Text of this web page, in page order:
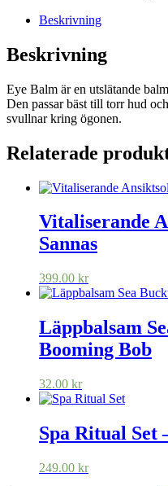
Beskrivning
Beskrivning
Eye Balm är en utslätande
Den passar bäst till torr hud
svullnar kring ögonen.
Relaterade
Vitaliserande
Sannas
399.00 kr
Läppbalsam
Booming Bob
32.00 kr
Spa Ritual
249.00 kr